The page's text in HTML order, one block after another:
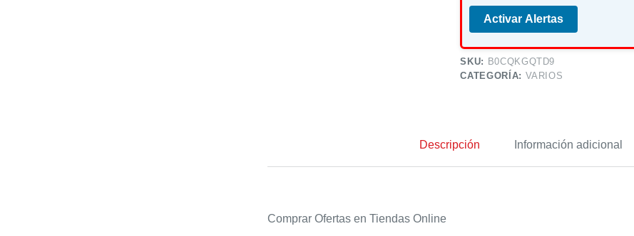
Activar Alertas
SKU: B0CQKGQTD9
CATEGORÍA: VARIOS
Descripción Información adicional
Comprar Ofertas en Tiendas Online